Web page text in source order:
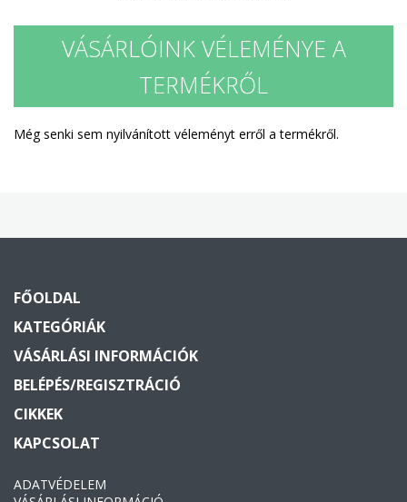
VÁSÁRLÓINK VÉLEMÉNYE A
TERMÉKRŐL
Még senki sem nyilvánított véleményt erről a termékről.
FŐOLDAL
KATEGÓRIÁK
VÁSÁRLÁSI INFORMÁCIÓK
BELÉPÉS/REGISZTRÁCIÓ
CIKKEK
KAPCSOLAT
ADATVÉDELEM